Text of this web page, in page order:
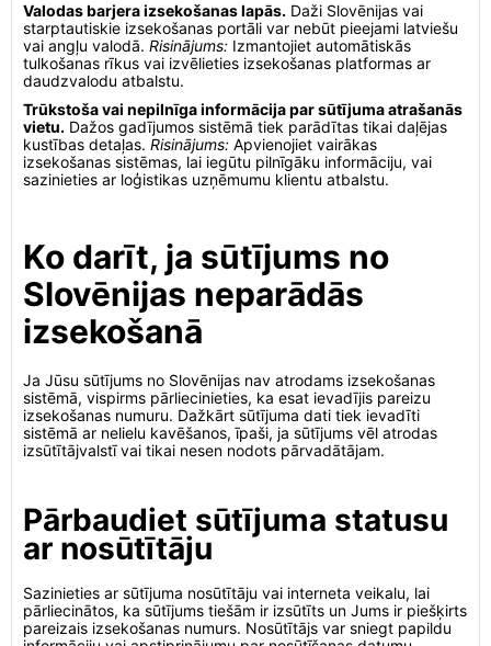
Valodas barjera izsekošanas lapās. Daži Slovēnijas vai
starptautiskie izsekošanas portāli var nebūt pieejami latviešu
vai angļu valodā. Risinājums: Izmantojiet automātiskās
tulkošanas rīkus vai izvēlieties izsekošanas platformas ar
daudzvalodu atbalstu.
Trūkstoša vai nepilnīga informācija par sūtījuma atrašanās
vietu. Dažos gadījumos sistēmā tiek parādītas tikai daļējas
kustības detaļas. Risinājums: Apvienojiet vairākas
izsekošanas sistēmas, lai iegūtu pilnīgāku informāciju, vai
sazinieties ar loģistikas uzņēmumu klientu atbalstu.
Ko darīt, ja sūtījums no
Slovēnijas neparādās
izsekošanā
Ja Jūsu sūtījums no Slovēnijas nav atrodams izsekošanas
sistēmā, vispirms pārliecinieties, ka esat ievadījis pareizu
izsekošanas numuru. Dažkārt sūtījuma dati tiek ievadīti
sistēmā ar nelielu kavēšanos, īpaši, ja sūtījums vēl atrodas
izsūtītājvalstī vai tikai nesen nodots pārvadātājam.
Pārbaudiet sūtījuma statusu
ar nosūtītāju
Sazinieties ar sūtījuma nosūtītāju vai interneta veikalu, lai
pārliecinātos, ka sūtījums tiešām ir izsūtīts un Jums ir piešķirts
pareizais izsekošanas numurs. Nosūtītājs var sniegt papildu